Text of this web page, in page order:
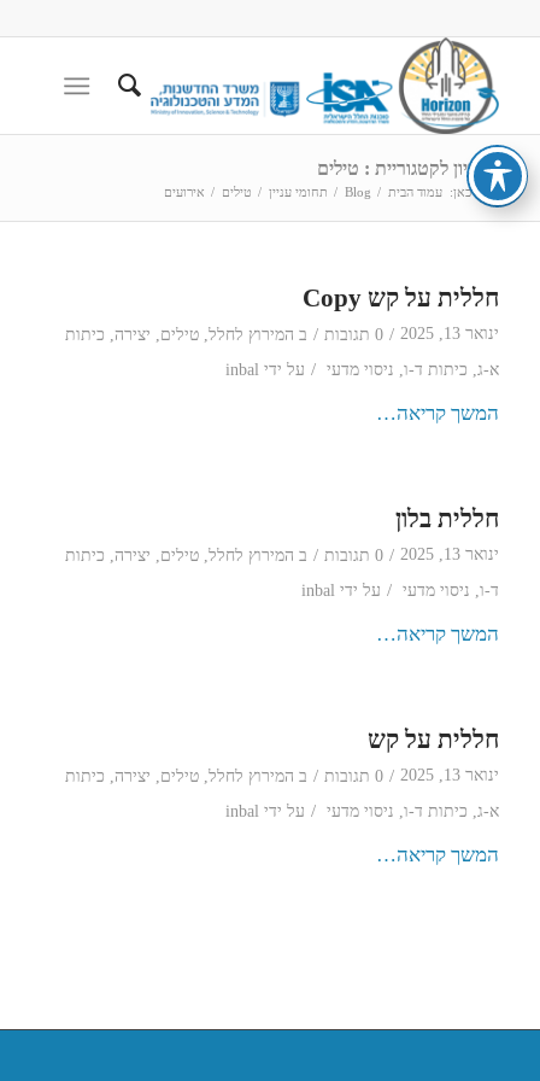
ארכיון לקטגוריית : טילים
הנך כאן: עמוד הבית /
Blog
/ תחומי עניין / טילים / אירועים
חללית על קש Copy
ינואר 13, 2025 / 0 תגובות / ב המירוץ לחלל, טילים, יצירה, כיתות
א-ג, כיתות ד-ו, ניסוי מדעי / על ידי inbal
המשך קריאה…
חללית בלון
ינואר 13, 2025 / 0 תגובות / ב המירוץ לחלל, טילים, יצירה, כיתות
ד-ו, ניסוי מדעי / על ידי inbal
המשך קריאה…
חללית על קש
ינואר 13, 2025 / 0 תגובות / ב המירוץ לחלל, טילים, יצירה, כיתות
א-ג, כיתות ד-ו, ניסוי מדעי / על ידי inbal
המשך קריאה…